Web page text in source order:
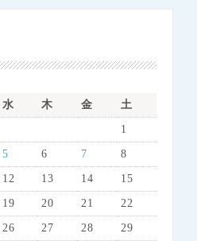
水 木 金 土
1
5 6 7 8
12 13 14 15
19 20 21 22
26 27 28 29